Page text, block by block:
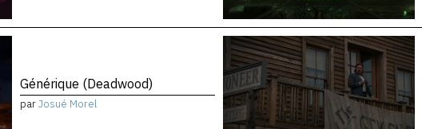
Générique (Deadwood)
parJosué Morel